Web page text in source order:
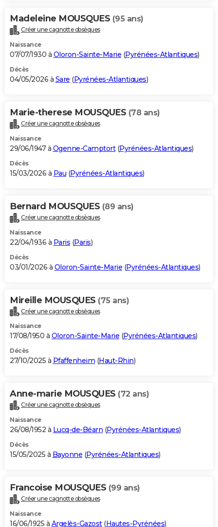
Carte de Noël
Carte Bonne année
Carte Saint-Valentin
Carte Pâques
Carte d'anniversaire
DICTIONNAIRE
Dictionnaire
Biographies
Citations
Expressions
Proverbes
PROGRAMME TV
S'inscrire
Se connecter
Lycées
Collèges
Primaires
Universités
Entreprises
Service militaire
Avis de recherche
AVIS DE DÉCÈS
Bricolage
Lifestyle
Culture
Sport
Auto
Television
Voyage
Cinema
Madeleine MOUSQUES (95 ans)
Créer une cagnotte obsèques
Naissance
07/07/1930 à Oloron-Sainte-Marie (Pyrénées-Atlantiques)
Décès
04/05/2026 à Sare (Pyrénées-Atlantiques)
Marie-therese MOUSQUES (78 ans)
Créer une cagnotte obsèques
Naissance
29/06/1947 à Ogenne-Camptort(Pyrénées-Atlantiques)
Décès
15/03/2026 à Pau (Pyrénées-Atlantiques)
Bernard MOUSQUES (89 ans)
Créer une cagnotte obsèques
Naissance
22/04/1936 à Paris (Paris)
Décès
03/01/2026 à Oloron-Sainte-Marie (Pyrénées-Atlantiques)
Mireille MOUSQUES (75 ans)
Créer une cagnotte obsèques
Naissance
17/08/1950 à Oloron-Sainte-Marie (Pyrénées-Atlantiques)
Décès
27/10/2025 à Pfaffenheim (Haut-Rhin)
Anne-marie MOUSQUES (72 ans)
Créer une cagnotte obsèques
Naissance
26/08/1952 à Lucq-de-Béarn (Pyrénées-Atlantiques)
Décès
15/05/2025 à Bayonne (Pyrénées-Atlantiques)
Francoise MOUSQUES (99 ans)
Créer une cagnotte obsèques
Naissance
16/06/1925 à Argelès-Gazost(Hautes-Pyrénées)